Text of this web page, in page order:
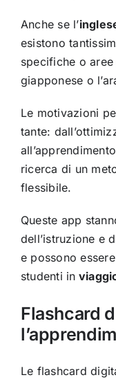
Anche se l’
esistono
specifiche o
giapponese o
Le motivazioni
tante:
ricerca di un
flessibile.
Queste app
dell’istruzione e
e possono
studenti in
Flashcard
Le flashcard